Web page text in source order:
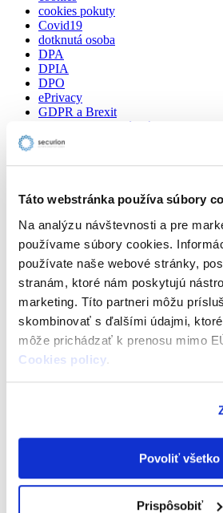
Táto webstránka používa súbory
Na analýzu návštevnosti a pre
používame súbory cookies.
používate naše webové stránky,
stranám, ktoré nám poskytujú
marketing. Títo partneri môžu
skombinovať s ďalšími údajmi,
môže prichádzať k prenosu mimo
Cookies policy.
Povoliť všetko
Prispôsobiť
cookies pokuty
Covid19
dotknutá osoba
DPA
DPIA
DPO
ePrivacy
GDPR a Brexit
GDPR a pracovné právo
GDPR checklist
GDPR home-office
GDPR kamerový systém
GDPR newsletter
GDPR online
GDPR otázky
GDPR pokuty
GDPR povinnosti
GDPR vzory
Informačná povinnosť
Kamerový systém GDPR
Koronavírus
Korporátne compliance
Meta
osobitné kategórie osobných údajov
Porušenie ochrany osobných údajov
Pracovnoprávne compliance